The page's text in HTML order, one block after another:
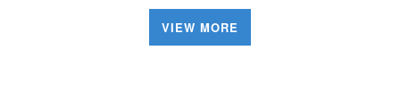
VIEW MORE